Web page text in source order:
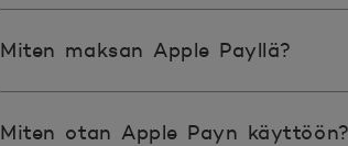
Miten maksan Apple Payllä?
Miten otan Apple Payn käyttöön? ​